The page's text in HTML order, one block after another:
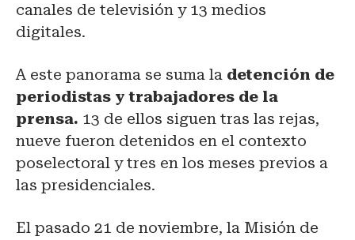
canales de televisión y 13 medios
digitales.
A este panorama se suma la detención de
periodistas y trabajadores de la
prensa. 13 de ellos siguen tras las rejas,
nueve fueron detenidos en el contexto
poselectoral y tres en los meses previos a
las presidenciales.
El pasado 21 de noviembre, la Misión de